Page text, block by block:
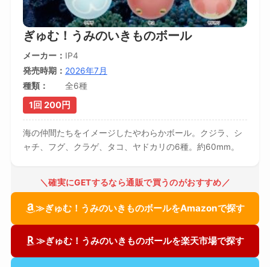
ぎゅむ！うみのいきものボール
メーカー
IP4
発売時期
2026年7月
種類
全6種
1回 200円
海の仲間たちをイメージしたやわらかボール。クジラ、シ
ャチ、フグ、クラゲ、タコ、ヤドカリの6種。約60mm。
＼確実にGETするなら通販で買うのがおすすめ／
≫ぎゅむ！うみのいきものボールをAmazonで探す
≫ぎゅむ！うみのいきものボールを楽天市場で探す